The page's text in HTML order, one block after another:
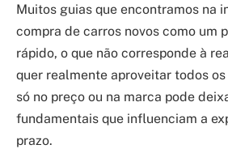
Muitos guias que encontramos na
compra de carros novos como um
rápido, o que não corresponde à
quer realmente aproveitar todos
só no preço ou na marca pode
fundamentais que influenciam a
prazo.